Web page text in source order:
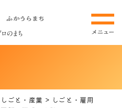
しごと・産業
しごと・雇用